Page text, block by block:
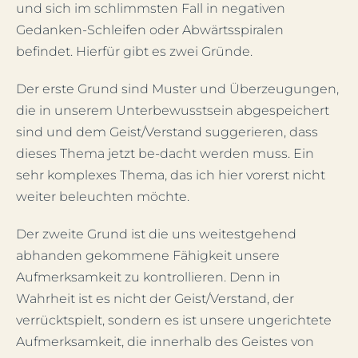
und sich im schlimmsten Fall in negativen
Gedanken-Schleifen oder Abwärtsspiralen
befindet. Hierfür gibt es zwei Gründe.
Der erste Grund sind Muster und Überzeugungen,
die in unserem Unterbewusstsein abgespeichert
sind und dem Geist/Verstand suggerieren, dass
dieses Thema jetzt be-dacht werden muss. Ein
sehr komplexes Thema, das ich hier vorerst nicht
weiter beleuchten möchte.
Der zweite Grund ist die uns weitestgehend
abhanden gekommene Fähigkeit unsere
Aufmerksamkeit zu kontrollieren. Denn in
Wahrheit ist es nicht der Geist/Verstand, der
verrücktspielt, sondern es ist unsere ungerichtete
Aufmerksamkeit, die innerhalb des Geistes von